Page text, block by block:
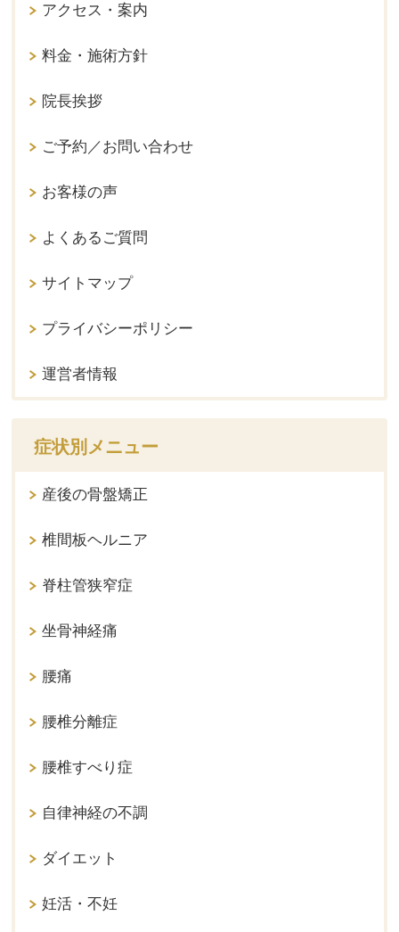
アクセス・案内
料金・施術方針
院長挨拶
ご予約／お問い合わせ
お客様の声
よくあるご質問
サイトマップ
プライバシーポリシー
運営者情報
症状別メニュー
産後の骨盤矯正
椎間板ヘルニア
脊柱管狭窄症
坐骨神経痛
腰痛
腰椎分離症
腰椎すべり症
自律神経の不調
ダイエット
妊活・不妊